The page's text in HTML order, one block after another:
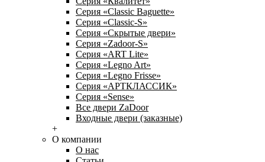
Серия «Classic Baguette»
Серия «Classic-S»
Серия «Скрытые двери»
Серия «Zadoor-S»
Серия «ART Lite»
Серия «Legno Art»
Серия «Legno Frisse»
Серия «АРТКЛАССИК»
Серия «Sense»
Все двери ZaDoor
Входные двери (заказные)
+
О компании
О нас